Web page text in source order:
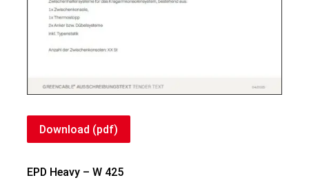
Download (pdf)
EPD Heavy – W 425